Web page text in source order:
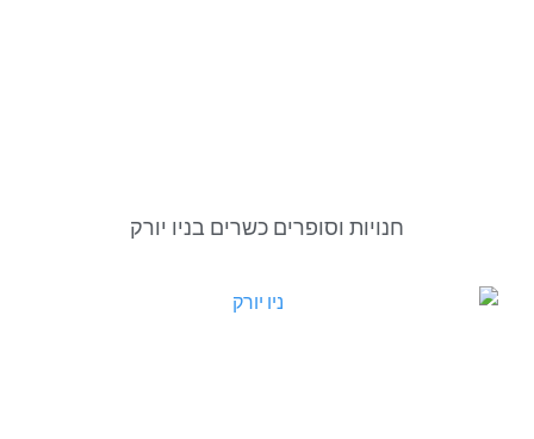
חנויות וסופרים כשרים בניו יורק